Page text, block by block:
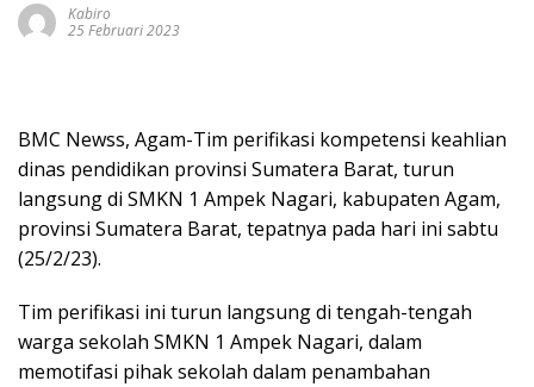
Kabiro
25 Februari 2023
BMC Newss, Agam-Tim perifikasi kompetensi keahlian
dinas pendidikan provinsi Sumatera Barat, turun
langsung di SMKN 1 Ampek Nagari, kabupaten Agam,
provinsi Sumatera Barat, tepatnya pada hari ini sabtu
(25/2/23).
Tim perifikasi ini turun langsung di tengah-tengah
warga sekolah SMKN 1 Ampek Nagari, dalam
memotifasi pihak sekolah dalam penambahan